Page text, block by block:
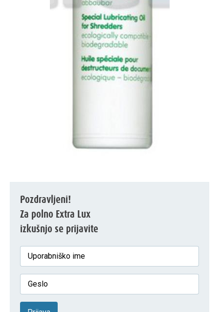
Pozdravljeni!
Za polno Extra Lux
izkušnjo se prijavite